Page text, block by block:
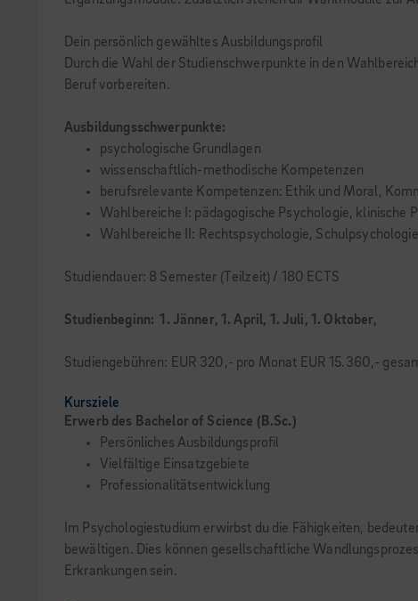
Dein persönlich gewähltes Ausbildungsprofil
Durch die Wahl der Studienschwerpunkte in den
Beruf vorbereiten.
Ausbildungsschwerpunkte:
psychologische Grundlagen
wissenschaftlich-methodische Kompetenzen
berufsrelevante Kompetenzen: Ethik und Moral,
Wahlbereiche I: pädagogische Psychologie, klinische
Wahlbereiche II: Rechtspsychologie,
Studiendauer: 8 Semester (Teilzeit) / 180 ECTS
Studienbeginn: 1. Jänner, 1. April, 1. Juli, 1. Oktober,
Studiengebühren: EUR 320,- pro Monat EUR 15.360,-
Kursziele
Erwerb des Bachelor of Science (B.Sc.)
Persönliches Ausbildungsprofil
Vielfältige Einsatzgebiete
Professionalitätsentwicklung
Im Psychologiestudium erwirbst du die Fähigkeiten,
bewältigen. Dies können gesellschaftliche
Erkrankungen sein.